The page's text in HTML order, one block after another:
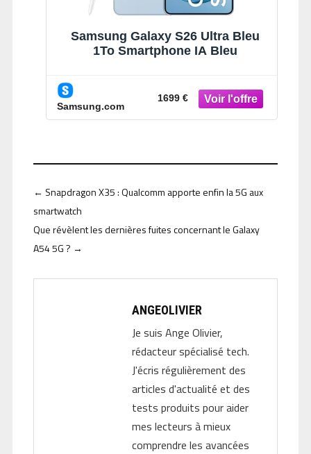
Samsung Galaxy S26 Ultra Bleu
1To Smartphone IA Bleu
Samsung.com
1699 €
← Snapdragon X35 : Qualcomm apporte enfin la 5G aux
smartwatch
Que révèlent les dernières fuites concernant le Galaxy
A54 5G ? →
ANGEOLIVIER
Je suis Ange Olivier,
rédacteur spécialisé tech.
J'écris régulièrement des
articles d'actualité et des
tests produits pour aider
mes lecteurs à mieux
comprendre les avancées